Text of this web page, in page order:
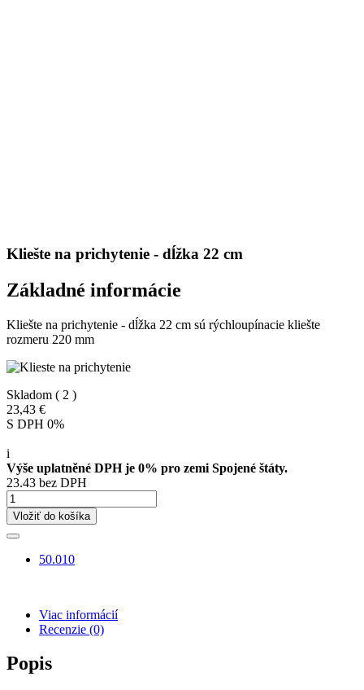
Kliešte na prichytenie - dĺžka 22 cm
Základné informácie
Kliešte na prichytenie - dĺžka 22 cm sú rýchloupínacie kliešte
rozmeru 220 mm
Skladom ( 2 )
23,43 €
S DPH 0%
i
Výše uplatněné DPH je 0% pro zemi Spojené štáty.
23.43 bez DPH
Vložiť do košíka
50.010
Viac informácií
Recenzie (0)
Popis